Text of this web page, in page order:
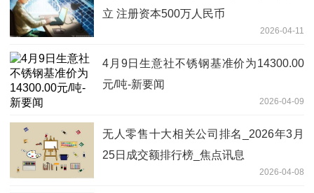
立 注册资本500万人民币
2026-04-11
4月9日生意社不锈钢基准价为14300.00
元/吨-新要闻
2026-04-09
无人零售十大相关公司排名_2026年3月
25日成交额排行榜_焦点讯息
2026-04-08